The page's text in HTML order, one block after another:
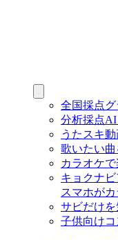
全国採点グ
分析採点AI
うたスキ
歌いたい曲
カラオケ
キョクナビ
スマホが
サビだけを
子供向けコ